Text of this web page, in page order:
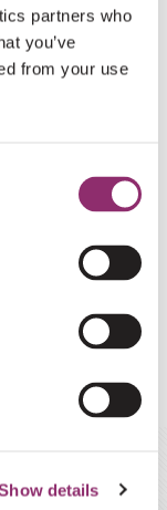
partners who
you’ve
from your use
details